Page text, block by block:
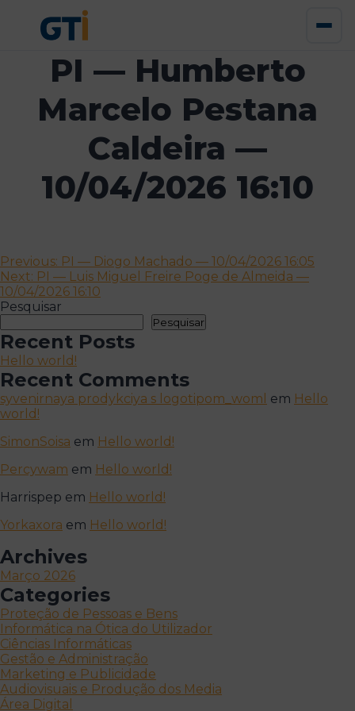
PI — Humberto
Marcelo Pestana
Caldeira —
10/04/2026 16:10
Navegação
de
artigos
Previous: PI — Diogo Machado — 10/04/2026 16:05
Next: PI — Luis Miguel Freire Poge de Almeida —
10/04/2026 16:10
Pesquisar
Pesquisar
Recent Posts
Hello world!
Recent Comments
syvenirnaya prodykciya s logotipom_woml em Hello
world!
SimonSoisa em Hello world!
Percywam em Hello world!
Harrispep em Hello world!
Yorkaxora em Hello world!
Archives
Março 2026
Categories
Proteção de Pessoas e Bens
Informática na Ótica do Utilizador
Ciências Informáticas
Gestão e Administração
Marketing e Publicidade
Audiovisuais e Produção dos Media
Área Digital